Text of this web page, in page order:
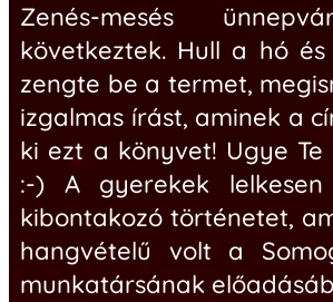
Zenés-mesés
következtek. Hull a hó és
zengte be a termet,
izgalmas írást, aminek a
ki ezt a könyvet! Ugye Te
:-) A gyerekek
kibontakozó történetet,
hangvételű volt a
munkatársának